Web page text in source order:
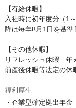
【有給休暇】
入社時に初年度分（1
降は毎年8月1日を基
【その他休暇】
リフレッシュ休暇、
前産後休暇等法定の休
福利厚生
・企業型確定拠出年金